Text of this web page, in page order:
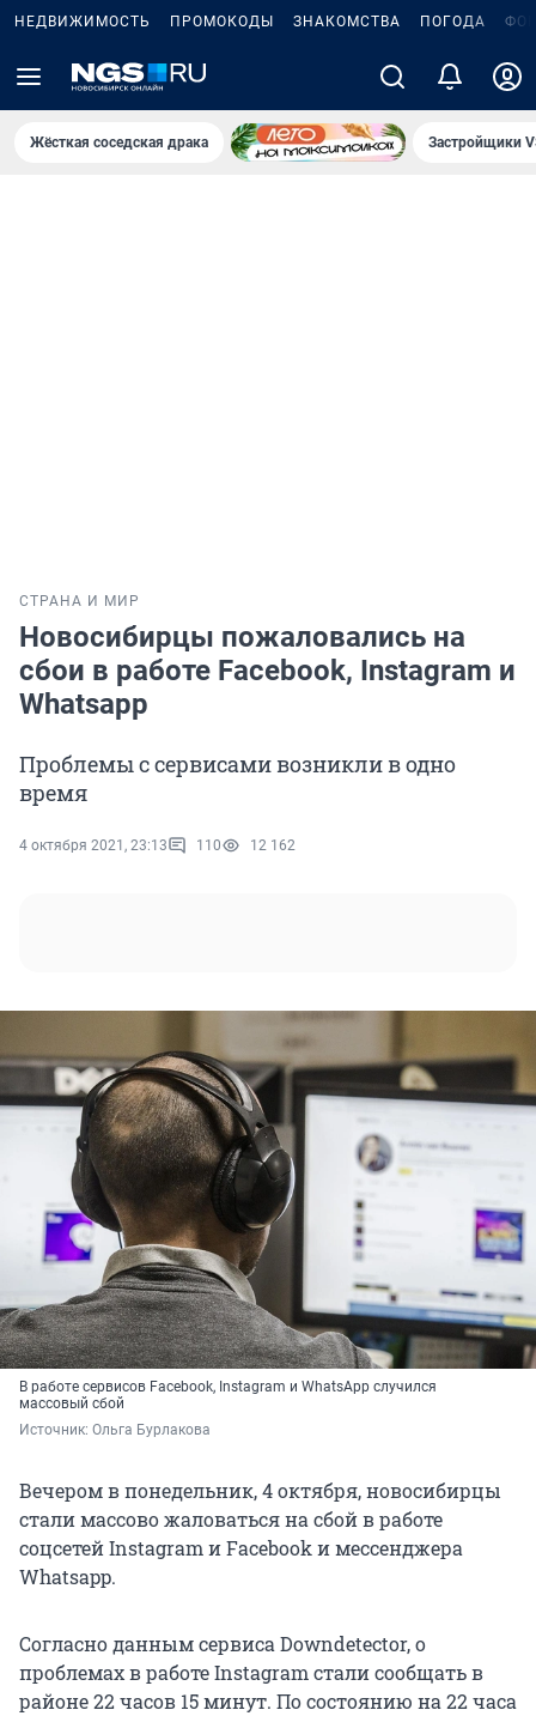
НЕДВИЖИМОСТЬ ПРОМОКОДЫ ЗНАКОМСТВА ПОГОДА
Жёсткая соседская драка Застройщики
СТРАНА И МИР
Новосибирцы пожаловались на
сбои в работе Facebook, Instagram и
Whatsapp
Проблемы с сервисами возникли в одно
время
4 октября 2021, 23:13 110 12 162
В работе сервисов Facebook, Instagram и WhatsApp случился
массовый сбой
Источник: Ольга Бурлакова
Вечером в понедельник, 4 октября, новосибирцы
стали массово жаловаться на сбой в работе
соцсетей Instagram и Facebook и мессенджера
Whatsapp.
Согласно данным сервиса Downdetector, о
проблемах в работе Instagram стали сообщать в
районе 22 часов 15 минут. По состоянию на 22 часа